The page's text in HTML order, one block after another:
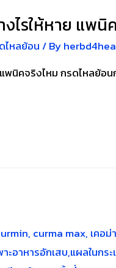
ไรให้หาย แพ
ไหลย้อน/ By
พนิคจริงไหม กรดไหลย้อ